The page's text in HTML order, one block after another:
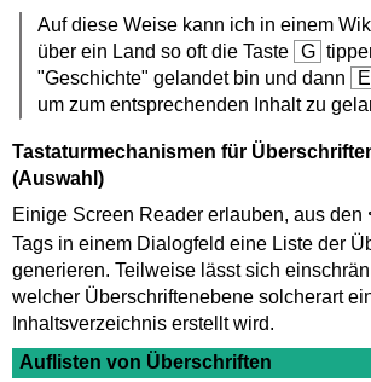
Auf diese Weise kann ich in einem
über ein Land so oft die Taste G
"Geschichte" gelandet bin und dann
um zum entsprechenden Inhalt zu
Tastaturmechanismen für
(Auswahl)
Einige Screen Reader erlauben, aus den
Tags in einem Dialogfeld eine Liste der
generieren. Teilweise lässt sich
welcher Überschriftenebene solcherart
Inhaltsverzeichnis erstellt wird.
Auflisten von Überschriften